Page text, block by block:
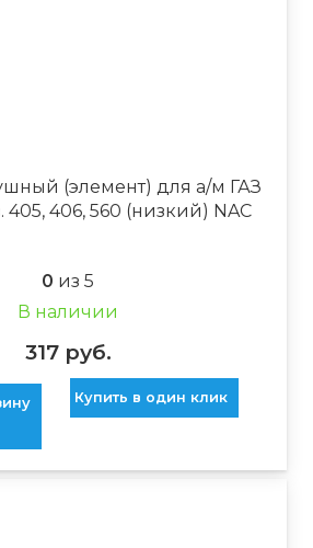
(элемент) для а/м ГАЗ
405, 406, 560 (низкий) NAC
0 из 5
В наличии
317 руб.
Купить в один клик